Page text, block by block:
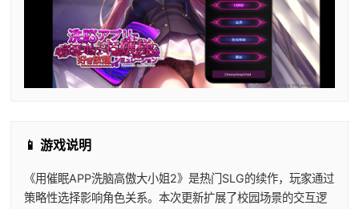
📱 游戏说明
《用催眠APP洗脑高傲大小姐2》是热门SLG的续作，玩家通过
策略性选择影响角色关系。本次更新扩展了校园场景的交互逻